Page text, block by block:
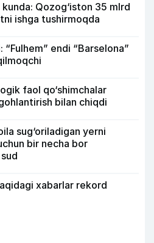
Qozog‘iston 35 mlrd
ishga tushirmoqda
endi “Barselona”
faol qo‘shimchalar
bilan chiqdi
sug‘oriladigan yerni
bir necha bor
xabarlar rekord